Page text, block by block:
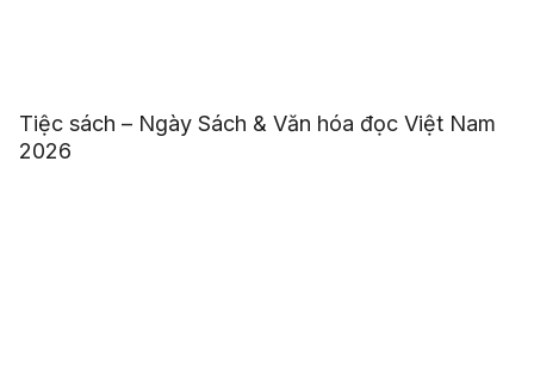
Tiệc sách – Ngày Sách & Văn hóa đọc Việt Nam
2026